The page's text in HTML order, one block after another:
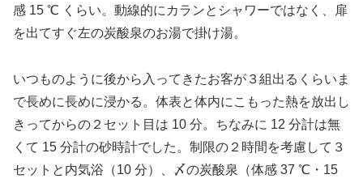
感 15 ℃ くらい。動線的にカランとシャワーではなく、扉
を出てすぐ左の炭酸泉のお湯で掛け湯。
いつものように後から入ってきたお客が３組出るくらいま
で長めに長めに浸かる。体表と体内にこもった熱を放出し
きってからの２セット目は 10 分。ちなみに 12 分計は無
くて 15 分計の砂時計でした。制限の２時間を考慮して３
セットと内気浴（10 分）、〆の炭酸泉（体感 37 ℃・15